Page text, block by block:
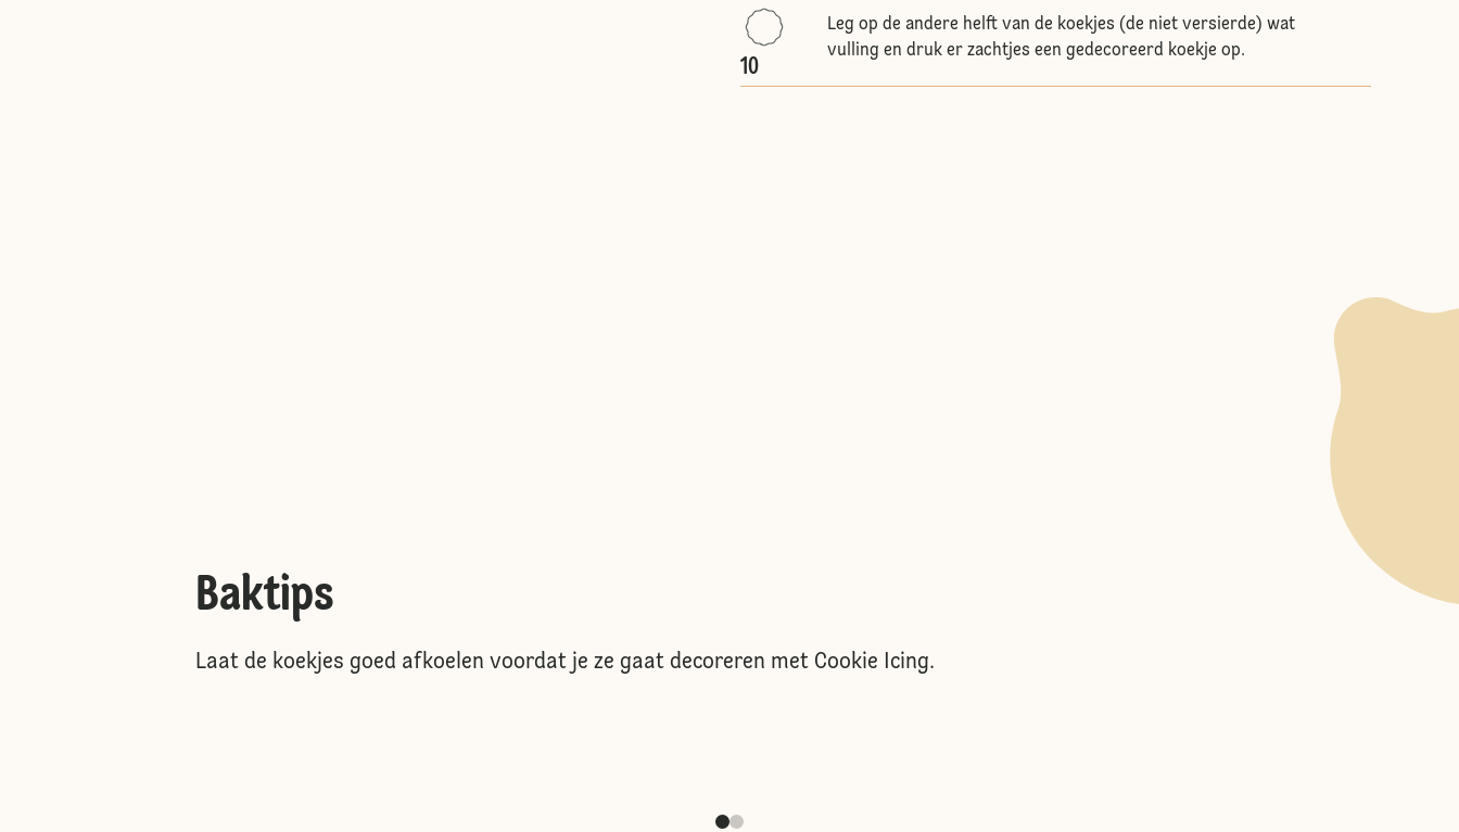
10
Leg op de andere helft van de koekjes (de niet versierde) wat
vulling en druk er zachtjes een gedecoreerd koekje op.
Baktips
Laat de koekjes goed afkoelen voordat je ze gaat decoreren met Cookie Icing.